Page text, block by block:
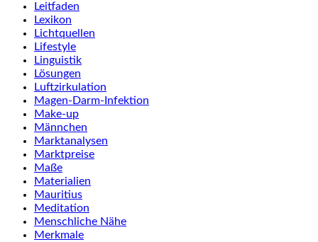
Leitfaden
Lexikon
Lichtquellen
Lifestyle
Linguistik
Lösungen
Luftzirkulation
Magen-Darm-Infektion
Make-up
Männchen
Marktanalysen
Marktpreise
Maße
Materialien
Mauritius
Meditation
Menschliche Nähe
Merkmale